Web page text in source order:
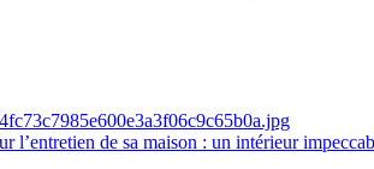
l’entretien de sa maison : un intérieur